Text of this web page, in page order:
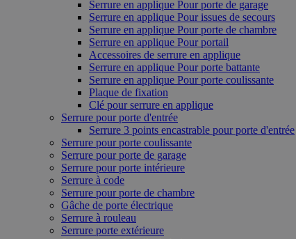
Serrure en applique Pour porte de garage
Serrure en applique Pour issues de secours
Serrure en applique Pour porte de chambre
Serrure en applique Pour portail
Accessoires de serrure en applique
Serrure en applique Pour porte battante
Serrure en applique Pour porte coulissante
Plaque de fixation
Clé pour serrure en applique
Serrure pour porte d'entrée
Serrure 3 points encastrable pour porte d'entrée
Serrure pour porte coulissante
Serrure pour porte de garage
Serrure pour porte intérieure
Serrure à code
Serrure pour porte de chambre
Gâche de porte électrique
Serrure à rouleau
Serrure porte extérieure